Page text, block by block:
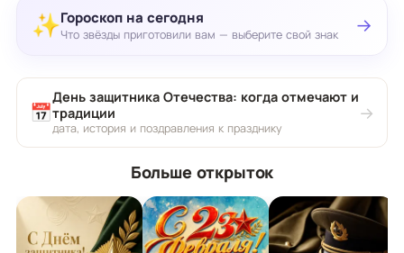
✨Гороскоп на сегодня
Что звёзды приготовили вам — выберите свой знак →
📅
День защитника Отечества: когда отмечают и
традиции
дата, история и поздравления к празднику
→
Больше открыток